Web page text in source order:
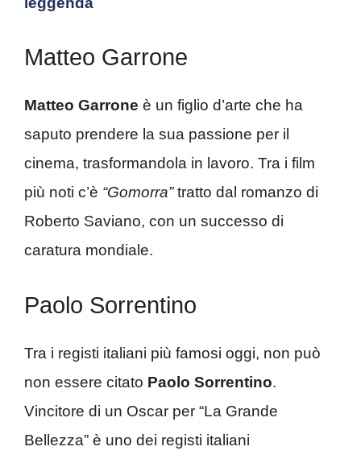
Matteo Garrone
Matteo Garrone è un figlio d’arte che ha
saputo prendere la sua passione per il
cinema, trasformandola in lavoro. Tra i film
più noti c’è “Gomorra”tratto dal romanzo di
Roberto Saviano, con un successo di
caratura mondiale.
Paolo Sorrentino
Tra i registi italiani più famosi oggi, non può
non essere citato Paolo Sorrentino.
Vincitore di un Oscar per “La Grande
Bellezza” è uno dei registi italiani